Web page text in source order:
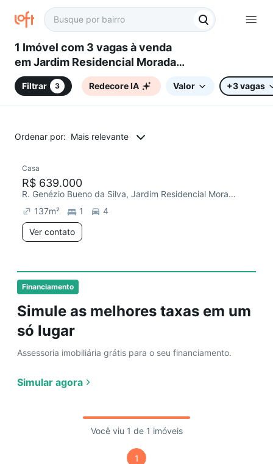
1 Imóvel com 3 vagas à venda
em Jardim Residencial Morada
das Artes, Sorocaba, SP
Filtrar 3 Redecore IA Valor +3 vagas
Ordenar por: Mais relevante
Financiamento
Simule as melhores taxas em um
só lugar
Assessoria imobiliária grátis para o seu financiamento.
Simular agora
Chegou este mês
Casa
R$ 639.000
R. Genézio Bueno da Silva, Jardim Residencial Morada das Artes
137m² 1
4
Ver contato
Você viu 1 de 1 imóveis
1